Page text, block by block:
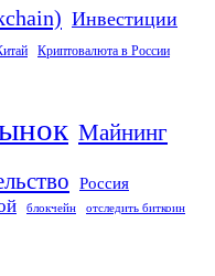
Инвестиции
Криптовалюта в России
Майнинг
Россия
блокчейн отследить биткоин